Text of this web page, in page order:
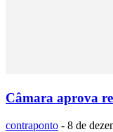
Câmara aprova
contraponto - 8 de